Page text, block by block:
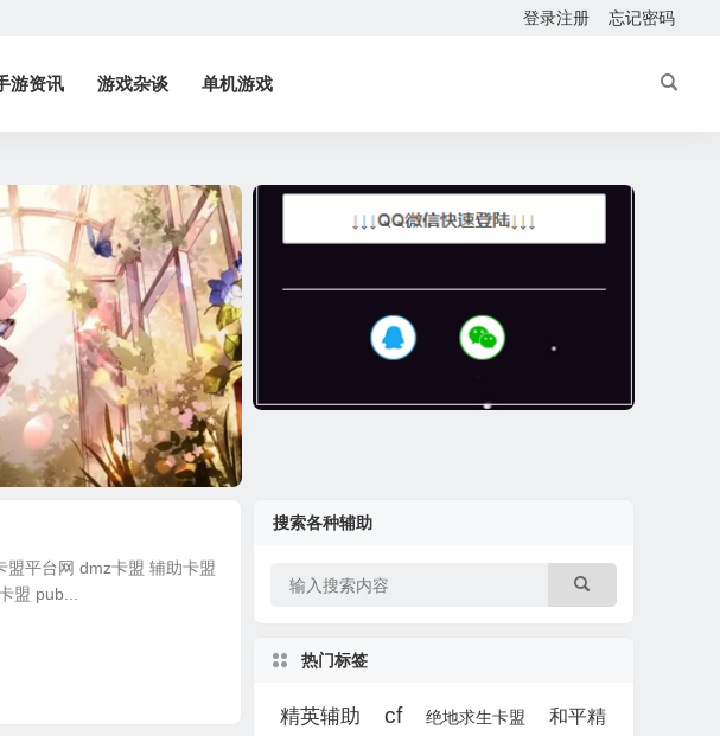
登录注册 忘记密码
游资讯 游戏杂谈 单机游戏
平台网 dmz卡盟 辅助卡盟
盟 pub...
搜索各种辅助
热门标签
精英辅助 cf 绝地求生卡盟
和平精